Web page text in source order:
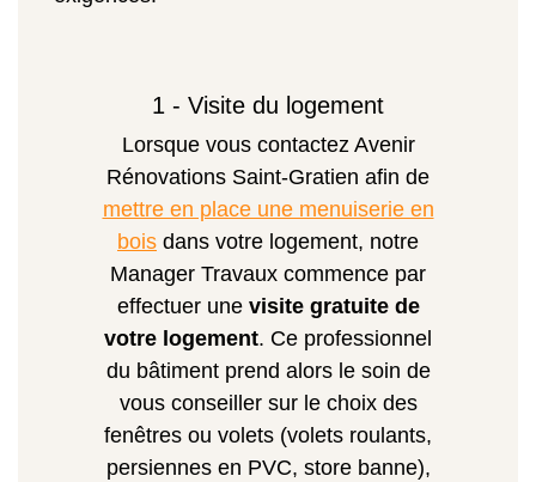
1 - Visite du logement
Lorsque vous contactez Avenir
Rénovations Saint-Gratien afin de
mettre en place une menuiserie en
bois dans votre logement, notre
Manager Travaux commence par
effectuer une visite gratuite de
votre logement. Ce professionnel
du bâtiment prend alors le soin de
vous conseiller sur le choix des
fenêtres ou volets (volets roulants,
persiennes en PVC, store banne),